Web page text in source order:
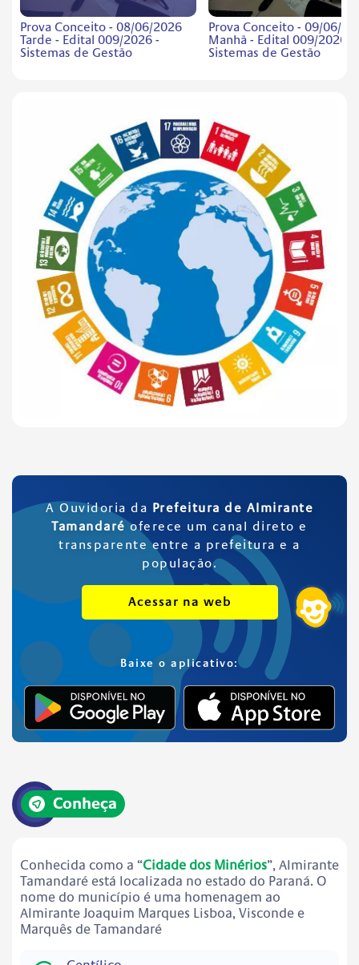
Prova Conceito - 08/06/2026
Tarde - Edital 009/2026 -
Sistemas de Gestão
Prova Conceito - 09/06/
Manhã - Edital 009/2026 -
Sistemas de Gestão
A Ouvidoria da Prefeitura de Almirante
Tamandaré oferece um canal direto e
transparente entre a prefeitura e a
população.
Acessar na web
Baixe o aplicativo:
Conheça
Conhecida como a “Cidade dos Minérios”, Almirante
Tamandaré está localizada no estado do Paraná. O
nome do município é uma homenagem ao
Almirante Joaquim Marques Lisboa, Visconde e
Marquês de Tamandaré